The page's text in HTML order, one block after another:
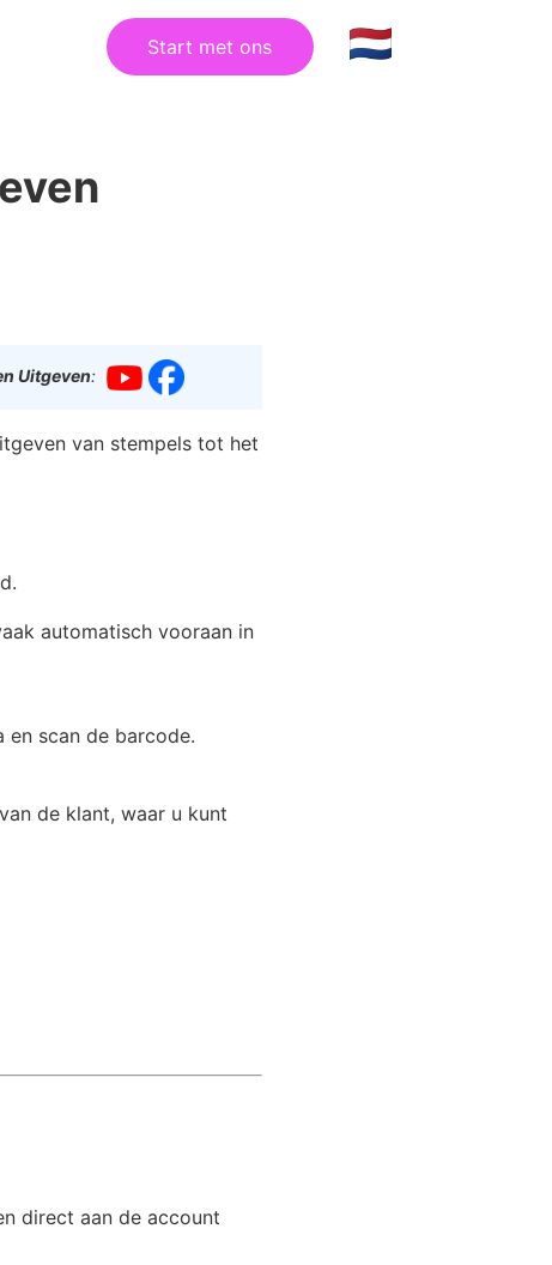
Start met ons
Uitgeven:
van stempels tot het
automatisch vooraan in
scan de barcode.
de klant, waar u kunt
direct aan de account